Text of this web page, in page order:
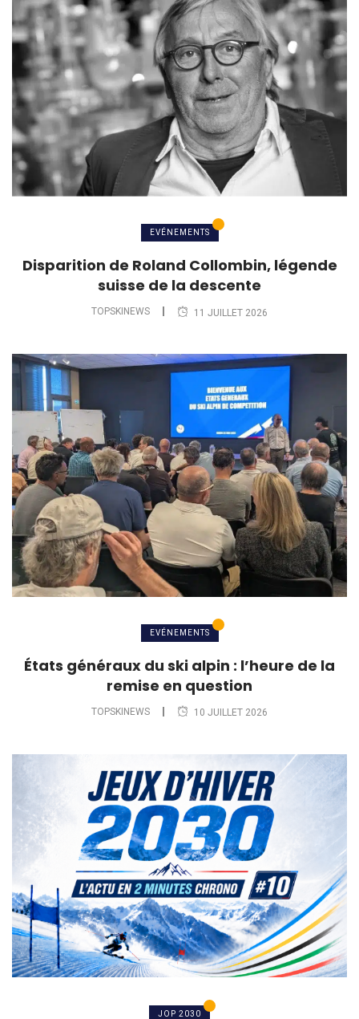
EVÉNEMENTS
Disparition de Roland Collombin, légende
suisse de la descente
TOPSKINEWS 11 JUILLET 2026
EVÉNEMENTS
États généraux du ski alpin : l’heure de la
remise en question
TOPSKINEWS 10 JUILLET 2026
JOP 2030